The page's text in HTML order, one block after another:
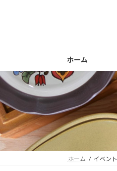
ス
ッ
プ
ン
移
動
ホーム
ホーム イベント